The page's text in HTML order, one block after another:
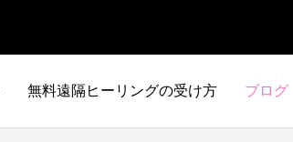
無料遠隔ヒーリングの受け方 ブログ